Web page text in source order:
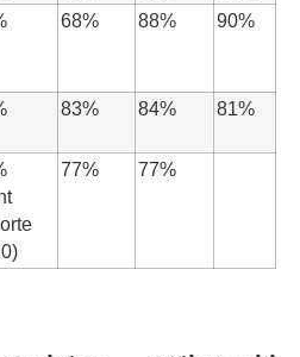
68% 88% 90%
83% 84% 81%
77% 77%